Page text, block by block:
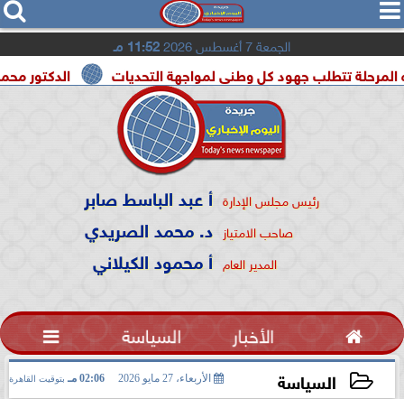
  
الجمعة 7 أغسطس 2026 11:52 مـ
الدكتور محمد الصريدي كل وطنى لمواجهة التحديات
رئيس مجلس الإدارة أ عبد الباسط صابر
صاحب الامتياز د. محمد الصريدي
المدير العام أ محمود الكيلاني
 الأخبار السياسة 
السياسة الأربعاء، 27 مايو 2026 02:06 مـ بتوقيت القاهرة